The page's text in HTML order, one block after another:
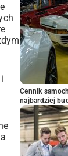
Cennik
najbardziej